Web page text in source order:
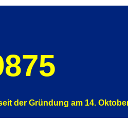
der Gründung am 14.